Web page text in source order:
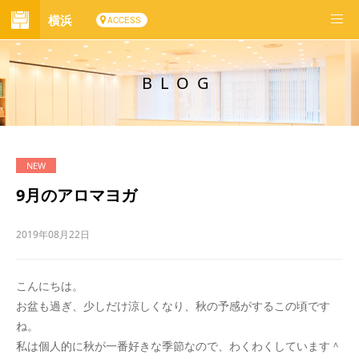
横浜 ACCESS
BLOG
9月のアロマヨガ
2019年08月22日
こんにちは。
お盆も過ぎ、少しだけ涼しくなり、秋の予感がするこの頃です
ね。
私は個人的に秋が一番好きな季節なので、わくわくしています＾